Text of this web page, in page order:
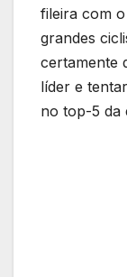
fileira com
grandes
certamente
líder e
no top-5 da